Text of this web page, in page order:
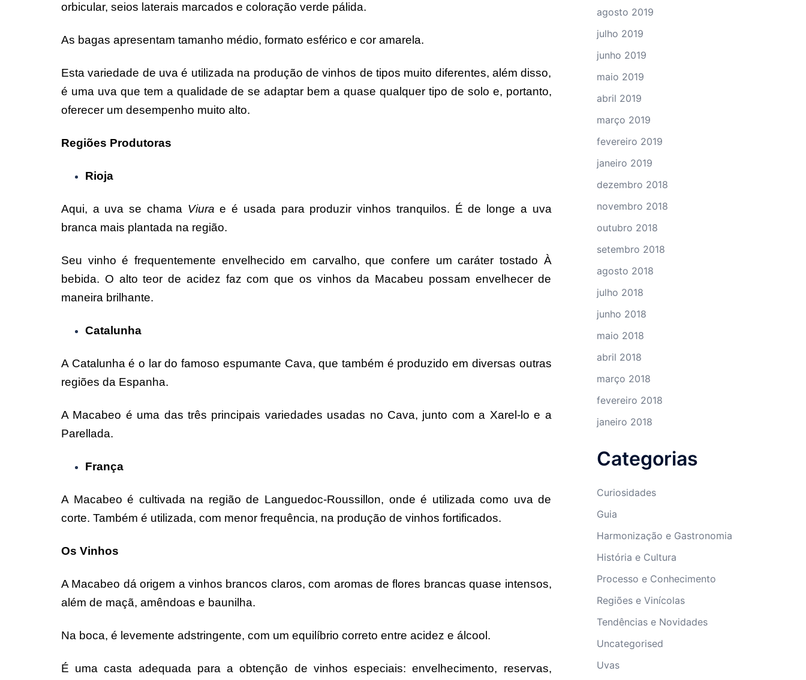
orbicular, seios laterais marcados e coloração verde pálida.
As bagas apresentam tamanho médio, formato esférico e cor amarela.
Esta variedade de uva é utilizada na produção de vinhos de tipos muito diferentes, além disso,
é uma uva que tem a qualidade de se adaptar bem a quase qualquer tipo de solo e, portanto,
oferecer um desempenho muito alto.
Regiões Produtoras
Rioja
Aqui, a uva se chama Viura e é usada para produzir vinhos tranquilos. É de longe a uva
branca mais plantada na região.
Seu vinho é frequentemente envelhecido em carvalho, que confere um caráter tostado À
bebida. O alto teor de acidez faz com que os vinhos da Macabeu possam envelhecer de
maneira brilhante.
Catalunha
A Catalunha é o lar do famoso espumante Cava, que também é produzido em diversas outras
regiões da Espanha.
A Macabeo é uma das três principais variedades usadas no Cava, junto com a Xarel-lo e a
Parellada.
França
A Macabeo é cultivada na região de Languedoc-Roussillon, onde é utilizada como uva de
corte. Também é utilizada, com menor frequência, na produção de vinhos fortificados.
Os Vinhos
A Macabeo dá origem a vinhos brancos claros, com aromas de flores brancas quase intensos,
além de maçã, amêndoas e baunilha.
Na boca, é levemente adstringente, com um equilíbrio correto entre acidez e álcool.
É uma casta adequada para a obtenção de vinhos especiais: envelhecimento, reservas,
agosto 2019
julho 2019
junho 2019
maio 2019
abril 2019
março 2019
fevereiro 2019
janeiro 2019
dezembro 2018
novembro 2018
outubro 2018
setembro 2018
agosto 2018
julho 2018
junho 2018
maio 2018
abril 2018
março 2018
fevereiro 2018
janeiro 2018
Categorias
Curiosidades
Guia
Harmonização e Gastronomia
História e Cultura
Processo e Conhecimento
Regiões e Vinícolas
Tendências e Novidades
Uncategorised
Uvas